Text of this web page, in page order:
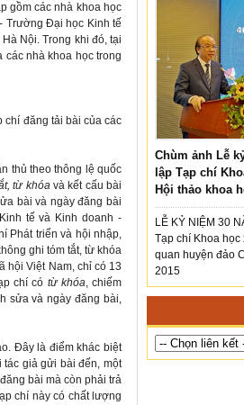
gồm các nhà khoa học
Trường Đại học Kinh tế
Nội. Trong khi đó, tại
các nhà khoa học trong
chí đăng tải bài của các
thủ theo thông lệ quốc
từ khóa và kết cấu bài
bài và ngày đăng bài
tế và Kinh doanh -
Phát triển và hội nhập,
ghi tóm tắt, từ khóa
hội Việt Nam, chỉ có 13
chí có từ khóa, chiếm
sửa và ngày đăng bài,
Đây là điểm khác biệt
tác giả gửi bài đến, một
bài mà còn phải trả
chí này có chất lượng
Chùm ảnh Lễ
lập Tạp chí
Hội thảo khoa
LỄ KỶ NIỆM 30
Tạp chí Khoa học
quan huyện đảo
2015